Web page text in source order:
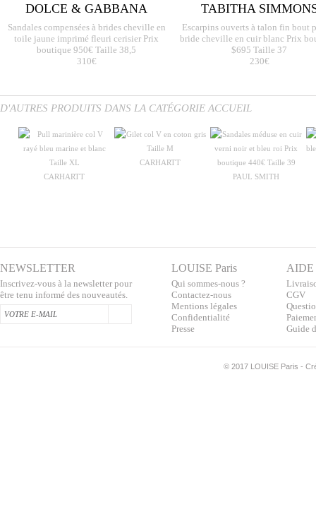
DOLCE & GABBANA
Sandales compensées à brides cheville en
toile jaune imprimé fleuri cerisier Prix
boutique 950€ Taille 38,5
310€
TABITHA
Escarpins ouverts à talon fin bout
bride cheville en cuir blanc Prix
$695 Taille 37
230€
D'AUTRES PRODUITS DANS LA CATÉGORIE ACCUEIL
CARHARTT
CARHARTT
PAUL SMITH
NEWSLETTER
Inscrivez-vous à la newsletter pour
être tenu informé des nouveautés.
LOUISE Paris
Qui sommes-nous ?
Contactez-nous
Mentions légales
Confidentialité
Presse
AIDE
CGV
Guide
© 2017 LOUISE Paris -